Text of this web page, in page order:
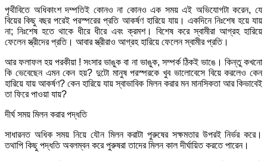
পৃথীবিতে অধিকাংশ দম্পতিই কোনও না কোনও এক সময় এই অভিযোগটা করেন, যে
বিয়ের কিছু বছর পরেই পরস্পরের প্রতি আকর্ষণ হারিয়ে যায়। একদিনে নিঃশেষ হয়ে যায়
না; নিঃশেষ হতে থাকে ধীরে ধীরে এবং ক্রমশ। বিশেষ করে স্বামীরা আগ্রহ হারিয়ে
ফেলেন স্ত্রীদের প্রতি। আবার স্ত্রীরাও আগ্রহ হারিয়ে ফেলেন স্বামীর প্রতি।
আর ফলাফল হয় পরকীয়া ! সংসার ভাঙুক বা না ভাঙুক, সম্পর্ক ঠিকই ভাঙে। কিন্তু কখনো
কি ভেবেছেন এমন কেন হয়? দুটো মানুষ পরস্পরকে খুব ভালোবেসে বিয়ে করলেও কেন
হারিয়ে যায় আকর্ষণ? কেন হারিয়ে যায় স্বাভাবিক মিলন করার মন মানসিকতা আর কিভাবেই
তা ফিরে পাওয়া যায়?
দীর্ঘ সময় মিলন করার পদ্ধতি
সাধারনত অধিক সময় নিয়ে যৌন মিলন করাটা পুরুষের সক্ষমতার উপরই নির্ভর করে।
তথাপি কিছু পদ্ধতি অবলম্বন করে পুরুষরা তাদের মিলন কাল দীর্ঘায়িত করতে পারেন।